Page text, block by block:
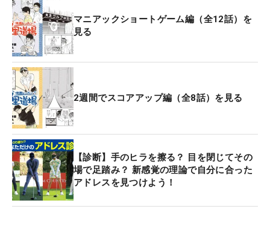
マニアックショートゲーム編（全12話）を
見る
2週間でスコアアップ編（全8話）を見る
【診断】手のヒラを擦る？ 目を閉じてその
場で足踏み？ 新感覚の理論で自分に合った
アドレスを見つけよう！